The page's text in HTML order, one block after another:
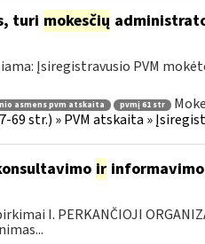
turi mokesčių
Įsiregistravusio PVM
asmens pvm atskaita pvmį 61 str
str.) » PVM atskaita »
irinformavimo
I. PERKANČIOJI